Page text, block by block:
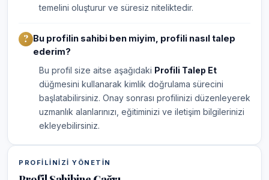
temelini oluşturur ve süresiz niteliktedir.
Bu profilin sahibi ben miyim, profili nasıl talep
ederim?
Bu profil size aitse aşağıdaki Profili Talep Et
düğmesini kullanarak kimlik doğrulama sürecini
başlatabilirsiniz. Onay sonrası profilinizi düzenleyerek
uzmanlık alanlarınızı, eğitiminizi ve iletişim bilgilerinizi
ekleyebilirsiniz.
PROFILINIZI YÖNETIN